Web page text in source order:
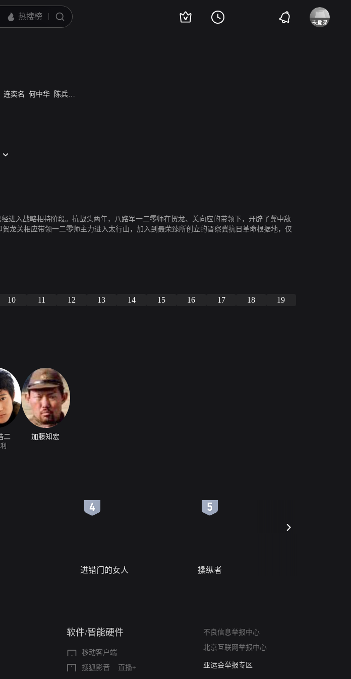
连奕名 何中华 陈兵 王挺
进入战略相持阶段。抗战头两年，八路军一二零师在贺龙、关向应的带领下，开辟了冀中敌
龙关相应带领一二零师主力进入太行山，加入到聂荣臻所创立的晋察冀抗日革命根据地，仅
10 11 12 13 14 15 16 17 18
19
二 加藤知宏
进错门的女人 操纵者
软件/智能硬件
移动客户端
搜狐影音
直播+
不良信息举报中心
北京互联网举报中心
算法推荐专项举报
亚运会举报专区